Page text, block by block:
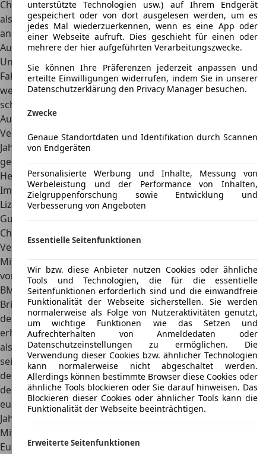
China mit seiner Milliardenbevölkerung gilt neben Indien
als zukünftiger Boom-Markt für die in ihren
angestammten Märkten an Wachstumsgrenzen stoßende
Autoindustrie. Während Indien mit Tata und anderen
Unternehmen bereits eine starke nationale
Fahrzeugproduktion aufbauen konnte, die mit Zukäufen
westlicher Traditionsmarken sogar den Einstieg in Europa
schaffte, startete China als Neuling auf dem globalen
Automarkt seine Eigenproduktion zunächst über Joint-
Ventures mit westlichen und japanischen Herstellern. Im
Jahr 1992 wurde schließlich die Brilliance China Automotive
gegründet und unter dem Markennamen Brilliance als
Hersteller von Kleinbussen etabliert.
Im Jahr 2003 startet Brilliance als chinesischer BMW-
Lizenzpartner
Gut zehn Jahre nach der Firmengründung vereinbarten die
Chinesen mit dem deutschen Konstrukteur BMW einen
Vertrag über eine Lizenzfertigung für Modelle der BMW-
Mittelklasse, die in der Folge für den chinesischen Markt
von Brilliance gefertigt und unter dem Markennamen
BMW vermarktet wurden. Darüber hinaus versuchte
Brilliance ab dem Jahr 2007 mit eigenen Pkw-Modellen auf
den europäischen Märkten einzusteigen. Einen Dämpfer
erhielten diese Pläne, als Brilliance wegen des anfänglich
als nicht ausreichend eingestuften Sicherheitsstandards
seiner Fahrzeuge kritisiert wurde. Weitere Probleme mit
dem Import der in China gebauten Modelle gab es im Zuge
der Krise der Automobilwirtschaft, nachdem der
europäische Brilliance-Importeur seinen Betrieb Ende des
Jahres 2009 infrage gestellt hatte.
Mit dem Brilliance BS6 treten die Chinesen erstmals auf
Europas Märkten an
unterstützte Technologien usw.) auf Ihrem Endgerät
gespeichert oder von dort ausgelesen werden, um es
jedes Mal wiederzuerkennen, wenn es eine App oder
einer Webseite aufruft. Dies geschieht für einen oder
mehrere der hier aufgeführten Verarbeitungszwecke.
Sie können Ihre Präferenzen jederzeit anpassen und
erteilte Einwilligungen widerrufen, indem Sie in unserer
Datenschutzerklärung den Privacy Manager besuchen.
Zwecke
Genaue Standortdaten und Identifikation durch Scannen
von Endgeräten
Personalisierte Werbung und Inhalte, Messung von
Werbeleistung und der Performance von Inhalten,
Zielgruppenforschung sowie Entwicklung und
Verbesserung von Angeboten
Essentielle Seitenfunktionen
Wir bzw. diese Anbieter nutzen Cookies oder ähnliche
Tools und Technologien, die für die essentielle
Seitenfunktionen erforderlich sind und die einwandfreie
Funktionalität der Webseite sicherstellen. Sie werden
normalerweise als Folge von Nutzeraktivitäten genutzt,
um wichtige Funktionen wie das Setzen und
Aufrechterhalten von Anmeldedaten oder
Datenschutzeinstellungen zu ermöglichen. Die
Verwendung dieser Cookies bzw. ähnlicher Technologien
kann normalerweise nicht abgeschaltet werden.
Allerdings können bestimmte Browser diese Cookies oder
ähnliche Tools blockieren oder Sie darauf hinweisen. Das
Blockieren dieser Cookies oder ähnlicher Tools kann die
Funktionalität der Webseite beeinträchtigen.
Erweiterte Seitenfunktionen